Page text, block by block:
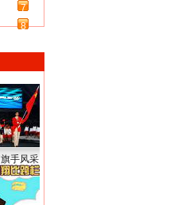
7
8
手风采